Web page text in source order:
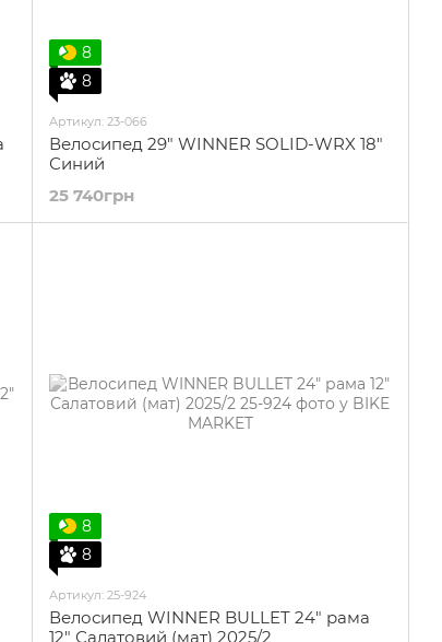
8
8
Артикул: 23-066
Велосипед 29" WINNER SOLID-WRX 18″
Синий
25 740грн
8
8
Артикул: 25-924
Велосипед WINNER BULLET 24" рама
12" Салатовий (мат) 2025/2